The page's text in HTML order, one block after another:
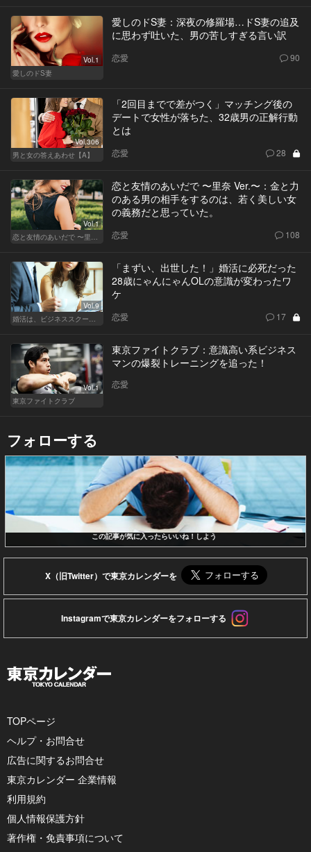
Vol.1
愛しのドS妻
愛しのドS妻：深夜の修羅場…ドS妻の追及
に思わず吐いた、男の苦しすぎる言い訳
恋愛 90
Vol.306
男と女の答えあわせ【A】
「2回目までで差がつく」マッチング後の
デートで女性が落ちた、32歳男の正解行動
とは
恋愛 28
Vol.1
恋と友情のあいだで 〜里奈 Ver.〜：金と力
のある男の相手をするのは、若く美しい女
の義務だと思っていた。
恋愛 108
Vol.9
「まずい、出世した！」婚活に必死だった
28歳にゃんにゃんOLの意識が変わったワ
ケ
恋愛 17
Vol.1
東京ファイトクラブ
東京ファイトクラブ：意識高い系ビジネス
マンの爆裂トレーニングを追った！
恋愛
フォローする
この記事が気に入ったらいいね！しよう
X（旧Twitter）で東京カレンダーを
Instagramで東京カレンダーをフォローする
TOPページ
ヘルプ・お問合せ
広告に関するお問合せ
東京カレンダー 企業情報
利用規約
個人情報保護方針
著作権・免責事項について